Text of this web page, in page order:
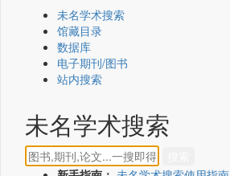
未名学术搜索
馆藏目录
数据库
电子期刊/图书
站内搜索
未名学术搜索